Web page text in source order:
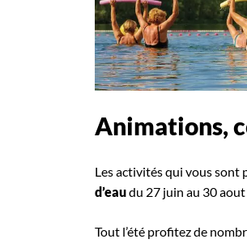
Animations,
Les activités qui vous sont
d’eaudu 27 juin au 30 aout
Tout l’été profitez de